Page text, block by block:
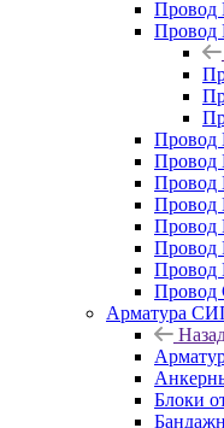
Арматура
Блоки